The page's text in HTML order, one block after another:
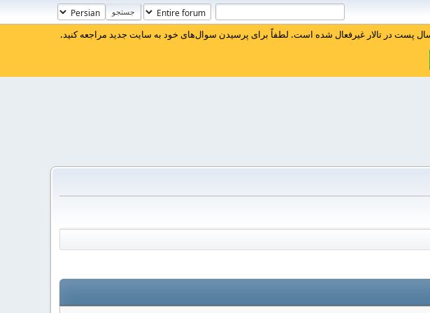
پست در تالار غیرفعال شده است. لطفاً برای پرسیدن سوال‌های خود به سایت جدید مراجعه کنید.